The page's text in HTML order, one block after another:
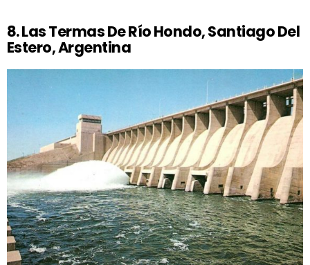
8. Las Termas De Río Hondo, Santiago Del
Estero, Argentina